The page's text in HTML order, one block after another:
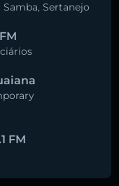
, Samba, Sertanejo
FM